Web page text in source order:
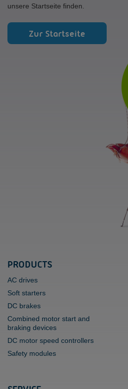
unsere Startseite finden.
Zur Startseite
PRODUCTS
AC drives
Soft starters
DC brakes
Combined motor start and
braking devices
DC motor speed controllers
Safety modules